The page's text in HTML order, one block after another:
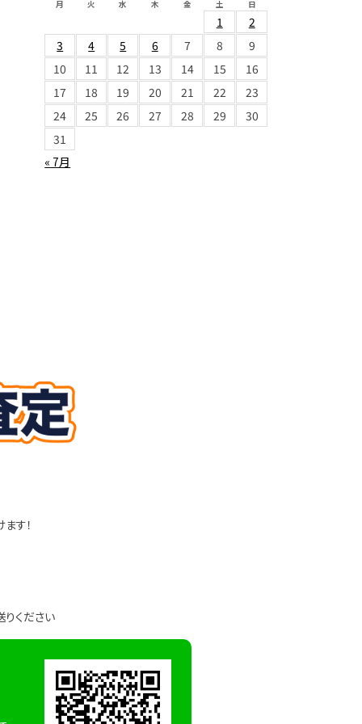
月 火 水 木 金 土 日
« 7月
1
2
3
4 5 6 7 8
9
10
11 12 13 14 15
16
17
18 19 20 21 22
23
24
25 26 27 28 29
30
31
す！
ください